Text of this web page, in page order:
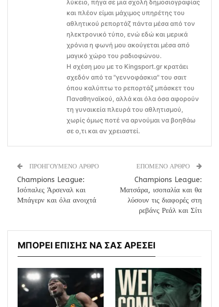
λύκειο, πήγα σε μια σχολή δημοσιογραφίας
και πλέον είμαι μάχιμος υπηρέτης του
αθλητικού ρεπορτάζ πάντα μέσα από τον
ηλεκτρονικό τύπο, ενώ εδώ και μερικά
χρόνια η φωνή μου ακούγεται μέσα από
μαγικό χώρο του ραδιοφώνου.
Η σχέση μου με το Kingsport.gr κρατάει
σχεδόν από τα "γεννοφάσκια" του σαιτ
όπου καλύπτω το ρεπορτάζ μπάσκετ του
Παναθηναϊκού, αλλά και όλα όσα αφορούν
τη γυναικεία πλευρά του αθλητισμού,
χωρίς όμως ποτέ να αρνούμαι να βοηθάω
σε ο,τι και αν χρειαστεί.
ΠΡΟΗΓΟΥΜΕΝΟ ΑΡΘΡΟ
Champions League:
Ισόπαλες Άρσεναλ και
Μπάγερν και όλα ανοιχτά
ΕΠΟΜΕΝΟ ΑΡΘΡΟ
Champions League:
Ματσάρα, ισοπαλία και θα
λύσουν τις διαφορές στη
ρεβάνς Ρεάλ και Σίτι
ΜΠΟΡΕΙ ΕΠΙΣΗΣ ΝΑ ΣΑΣ ΑΡΕΣΕΙ